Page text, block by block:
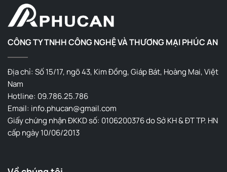
CÔNG TY TNHH CÔNG NGHỆ VÀ THƯƠNG MẠI PHÚC AN
Địa chỉ: Số 15/17, ngõ 43, Kim Đồng, Giáp Bát, Hoàng Mai, Việt
Nam
Hotline: 09.786.25.786
Email: info.phucan@gmail.com
Giấy chứng nhận ĐKKD số: 0106200376 do Sở KH & ĐT TP. HN
cấp ngày 10/06/2013